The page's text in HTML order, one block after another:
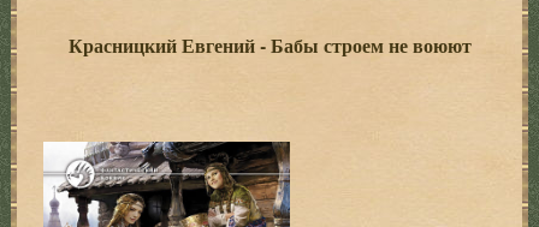
Красницкий Евгений - Бабы строем не воюют